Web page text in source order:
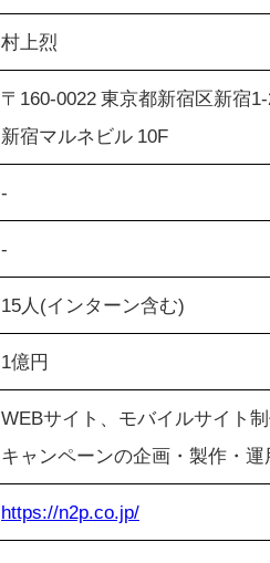
村上烈
〒160-0022 東京都新宿区新宿1-
新宿マルネビル 10F
-
-
15人(インターン含む)
1億円
WEBサイト、モバイルサイト
キャンペーンの企画・製作・運
https://n2p.co.jp/